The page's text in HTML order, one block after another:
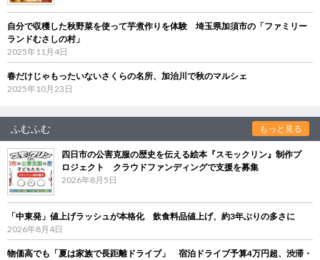
自分で収穫した秋野菜を使って芋煮作りを体験 埼玉県加須市の「ファミリー
ランドむさしの村」
2025年11月4日
春だけじゃもったいないさくらの名所、加治川で秋のマルシェ
2025年10月23日
ふむふむ もっと見る
四日市の公害克服の歴史を伝える絵本『スモックリン』制作プ
ロジェクト クラウドファンディングで支援を募集
2026年8月5日
「中東発」値上げラッシュが本格化 飲食料品値上げ、約3年ぶりの多さに
2026年8月4日
物価高でも「夏は家族で長距離ドライブ」 宿泊ドライブ予算4万円超、渋滞・